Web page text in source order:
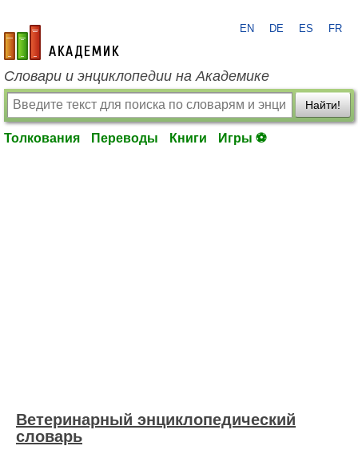
academic.ru
EN DE ES FR
Словари и энциклопедии на Академике
Найти!
Толкования Переводы Книги Игры ⚽
Ветеринарный энциклопедический
словарь